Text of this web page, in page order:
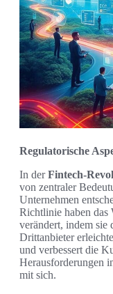
Regulatorische
In derFintech-
von zentraler
Unternehmen
Richtlinie haben das
verändert, indem sie
Drittanbieter
und verbessert die
Herausforderungen
mit sich.